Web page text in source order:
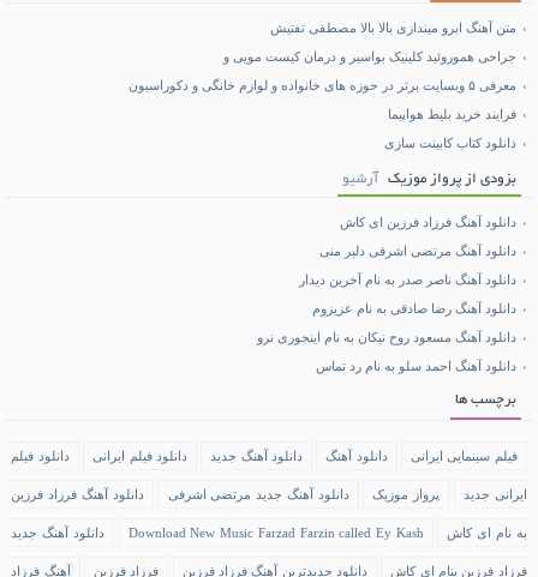
متن آهنگ ابرو میندازی بالا بالا مصطفی تفتیش
جراحی هموروئید کلینیک بواسیر و درمان کیست مویی و
معرفی ۵ وبسایت برتر در حوزه های خانواده و لوازم خانگی و دکوراسیون
فرایند خرید بلیط هواپیما
دانلود کتاب کابینت سازی
بزودی از پرواز موزیک آرشیو
دانلود آهنگ فرزاد فرزین ای کاش
دانلود آهنگ مرتضی اشرفی دلبر منی
دانلود آهنگ ناصر صدر به نام آخرین دیدار
دانلود آهنگ رضا صادقی به نام عزیزوم
دانلود آهنگ مسعود روح نیکان به نام اینجوری نرو
دانلود آهنگ احمد سلو به نام رد تماس
برچسب ها
فیلم سینمایی ایرانی دانلود آهنگ دانلود آهنگ جدید دانلود فیلم ایرانی دانلود فیلم
ایرانی جدید پرواز موزیک دانلود آهنگ جدید مرتضی اشرفی دانلود آهنگ فرزاد فرزین
به نام ای کاش Download New Music Farzad Farzin called Ey Kash دانلود آهنگ جدید
فرزاد فرزین بنام ای کاش دانلود جدیدترین آهنگ فرزاد فرزین فرزاد فرزین آهنگ فرزاد